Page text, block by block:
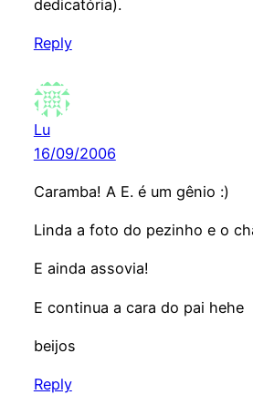
dedicatória).
Reply
Lu
16/09/2006
Caramba! A E. é um gênio :)
Linda a foto do pezinho e o
E ainda assovia!
E continua a cara do pai hehe
beijos
Reply